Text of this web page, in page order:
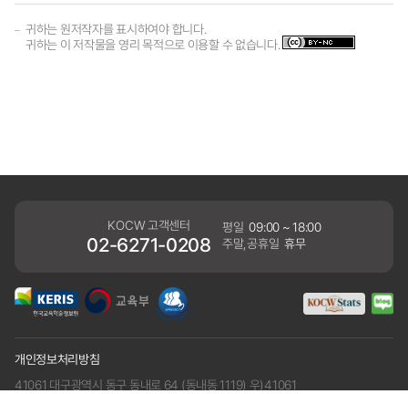
귀하는 원저작자를 표시하여야 합니다.
귀하는 이 저작물을 영리 목적으로 이용할 수 없습니다.
KOCW 고객센터
02-6271-0208
평일 09:00 ~ 18:00
주말,공휴일 휴무
개인정보처리방침
41061 대구광역시 동구 동내로 64 (동내동 1119) 우)41061